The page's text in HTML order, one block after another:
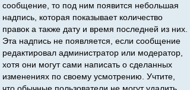
сообщение, то под ним появится небольшая
надпись, которая показывает количество
правок а также дату и время последней из них.
Эта надпись не появляется, если сообщение
редактировал администратор или модератор,
хотя они могут сами написать о сделанных
изменениях по своему усмотрению. Учтите,